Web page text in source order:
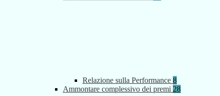
Relazione sulla Performance 8
Ammontare complessivo dei premi 28